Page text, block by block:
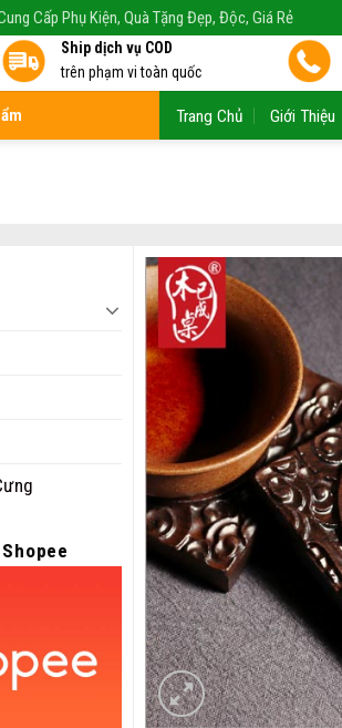
Cấp Phụ Kiện, Quà Tặng Đẹp, Độc, Giá Rẻ
Ship dịch vụ COD
trên phạm vi toàn quốc
Trang Chủ Giới Thiệu